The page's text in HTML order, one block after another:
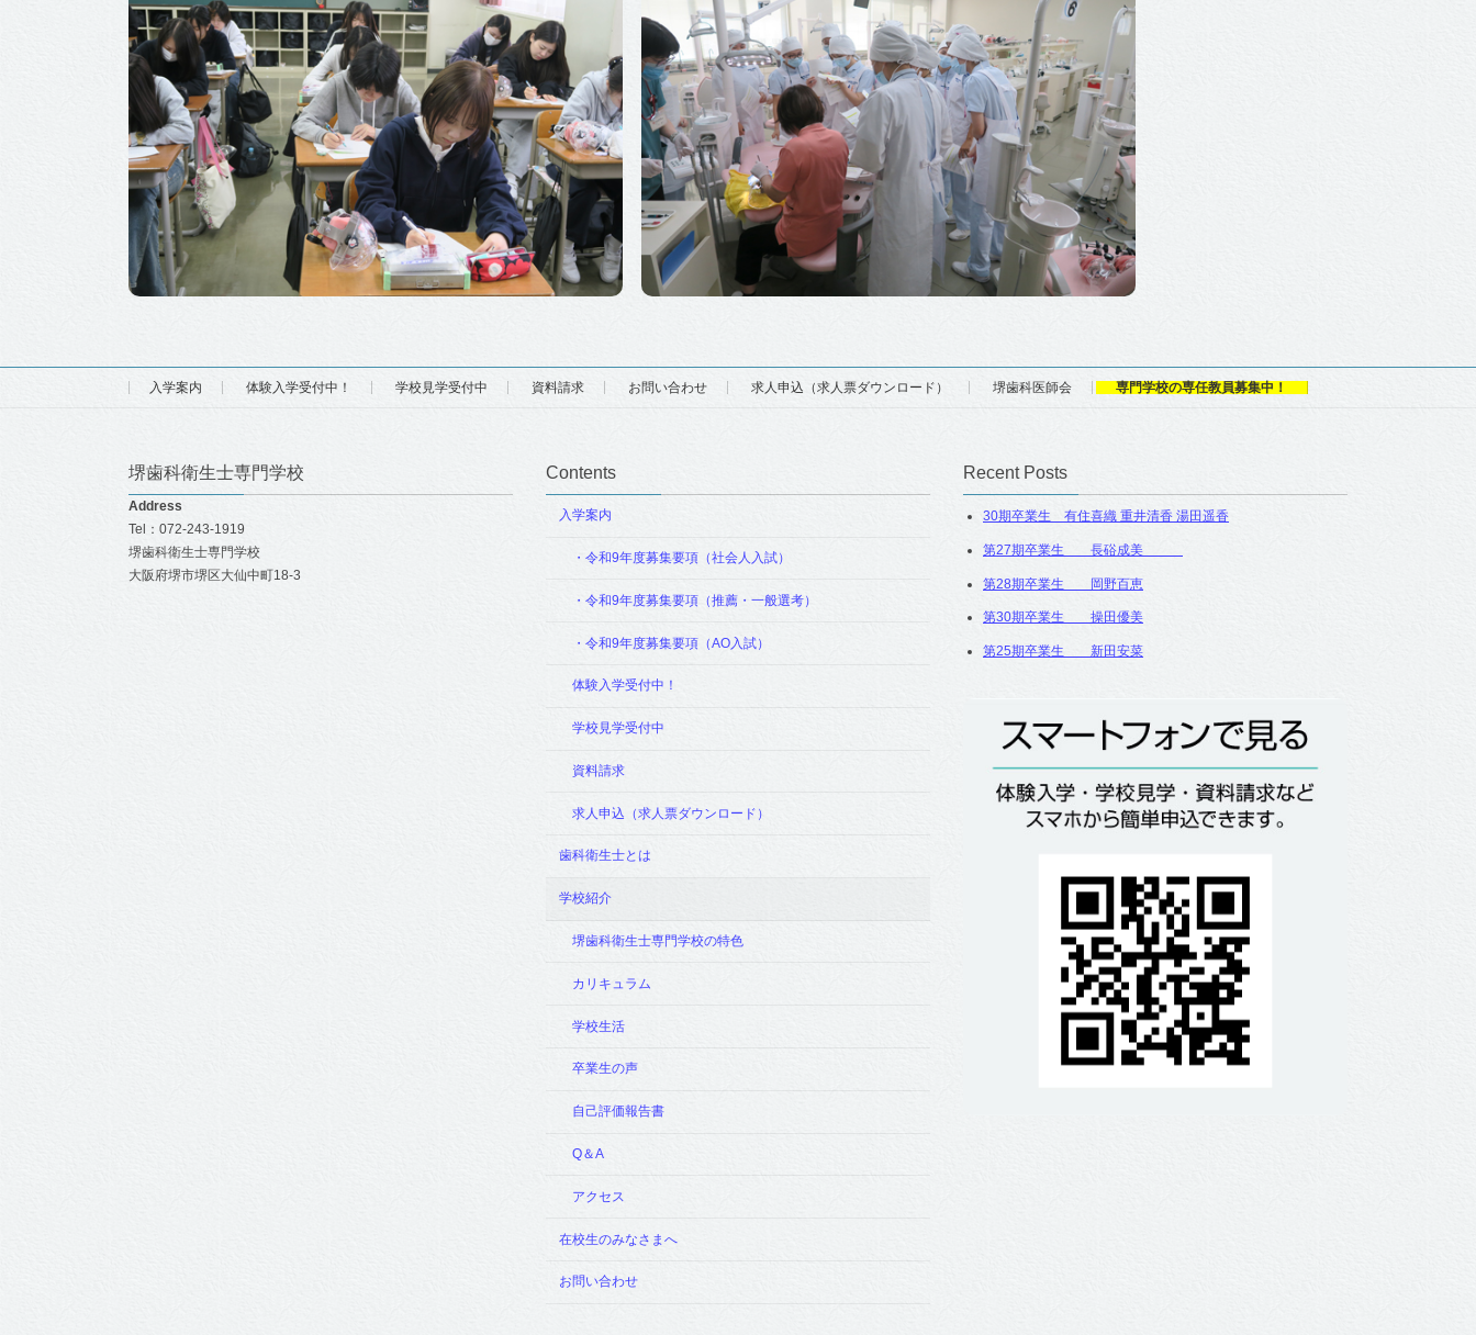
入学案内 体験入学受付中！ 学校見学受付中 資料請求 お問い合わせ 求人申込（求人票ダウンロード） 堺歯科医師会 専門学校の専任教員募集中！
堺歯科衛生士専門学校
Address
Tel：072-243-1919
堺歯科衛生士専門学校
大阪府堺市堺区大仙中町18-3
Contents
入学案内
・令和9年度募集要項（社会人入試）
・令和9年度募集要項（推薦・一般選考）
・令和9年度募集要項（AO入試）
体験入学受付中！
学校見学受付中
資料請求
求人申込（求人票ダウンロード）
歯科衛生士とは
学校紹介
堺歯科衛生士専門学校の特色
カリキュラム
学校生活
卒業生の声
自己評価報告書
Q＆A
アクセス
在校生のみなさまへ
お問い合わせ
Recent Posts
30期卒業生 有住喜織 重井清香 湯田遥香
第27期卒業生 長硲成美
第28期卒業生 岡野百恵
第30期卒業生 操田優美
第25期卒業生 新田安菜